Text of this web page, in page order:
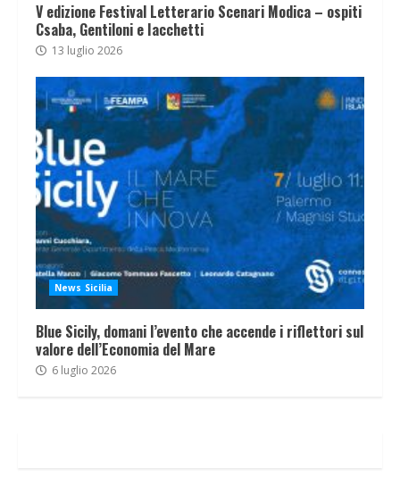
V edizione Festival Letterario Scenari Modica – ospiti
Csaba, Gentiloni e Iacchetti
13 luglio 2026
News Sicilia
Blue Sicily, domani l’evento che accende i riflettori sul
valore dell’Economia del Mare
6 luglio 2026